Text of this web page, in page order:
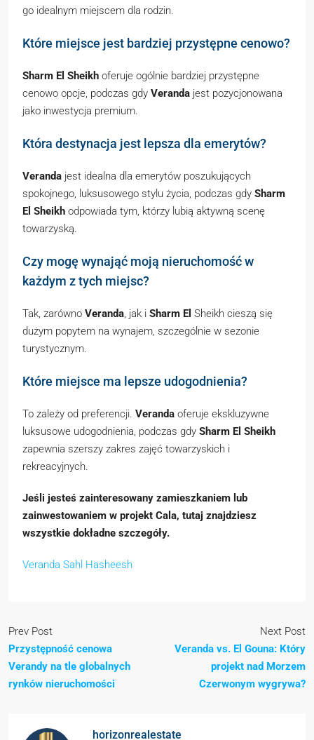
go idealnym miejscem dla rodzin.
Które miejsce jest bardziej przystępne cenowo?
Sharm El Sheikh oferuje ogólnie bardziej przystępne
cenowo opcje, podczas gdy Veranda jest pozycjonowana
jako inwestycja premium.
Która destynacja jest lepsza dla emerytów?
Veranda jest idealna dla emerytów poszukujących
spokojnego, luksusowego stylu życia, podczas gdy Sharm
El Sheikh odpowiada tym, którzy lubią aktywną scenę
towarzyską.
Czy mogę wynająć moją nieruchomość w
każdym z tych miejsc?
Tak, zarówno Veranda, jak i Sharm El Sheikh cieszą się
dużym popytem na wynajem, szczególnie w sezonie
turystycznym.
Które miejsce ma lepsze udogodnienia?
To zależy od preferencji. Veranda oferuje ekskluzywne
luksusowe udogodnienia, podczas gdy Sharm El Sheikh
zapewnia szerszy zakres zajęć towarzyskich i
rekreacyjnych.
Jeśli jesteś zainteresowany zamieszkaniem lub
zainwestowaniem w projekt Cala, tutaj znajdziesz
wszystkie dokładne szczegóły.
Veranda Sahl Hasheesh
Prev Post
Przystępność cenowa
Verandy na tle globalnych
rynków nieruchomości
Next Post
Veranda vs. El Gouna: Który
projekt nad Morzem
Czerwonym wygrywa?
horizonrealestate